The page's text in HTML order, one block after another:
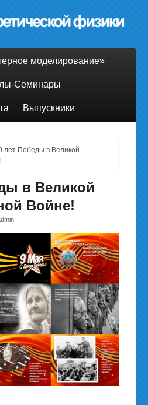
моделирование»
Семинары
Выпускники
лет Победы в Великой
в Великой
Войне!